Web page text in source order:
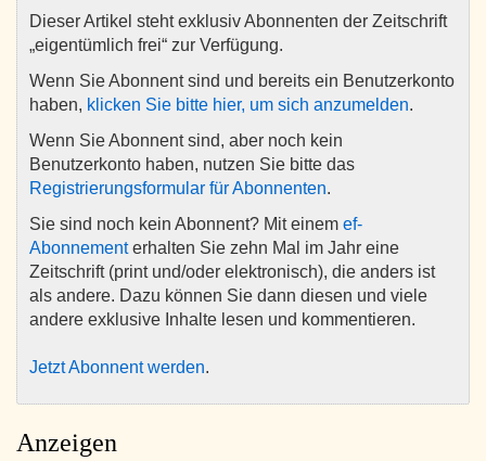
Dieser Artikel steht exklusiv Abonnenten der Zeitschrift
„eigentümlich frei“ zur Verfügung.
Wenn Sie Abonnent sind und bereits ein Benutzerkonto
haben, klicken Sie bitte hier, um sich anzumelden.
Wenn Sie Abonnent sind, aber noch kein
Benutzerkonto haben, nutzen Sie bitte das
Registrierungsformular für Abonnenten.
Sie sind noch kein Abonnent? Mit einem ef-
Abonnementerhalten Sie zehn Mal im Jahr eine
Zeitschrift (print und/oder elektronisch), die anders ist
als andere. Dazu können Sie dann diesen und viele
andere exklusive Inhalte lesen und kommentieren.
Jetzt Abonnent werden.
Anzeigen